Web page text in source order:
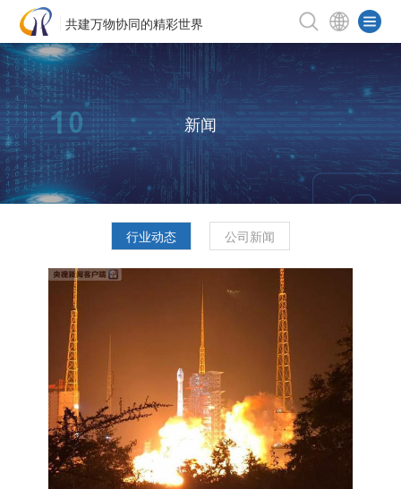
共建万物协同的精彩世界
新闻
行业动态 公司新闻